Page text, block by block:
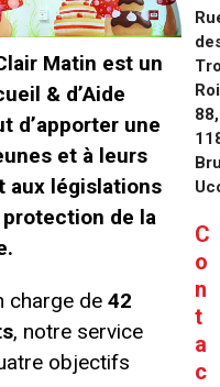
Matin est un
& d’Aide
d’apporter une
et à leurs
aux législations
protection de la
charge de42
, notre service
objectifs
88,
C
o
n
t
a
c